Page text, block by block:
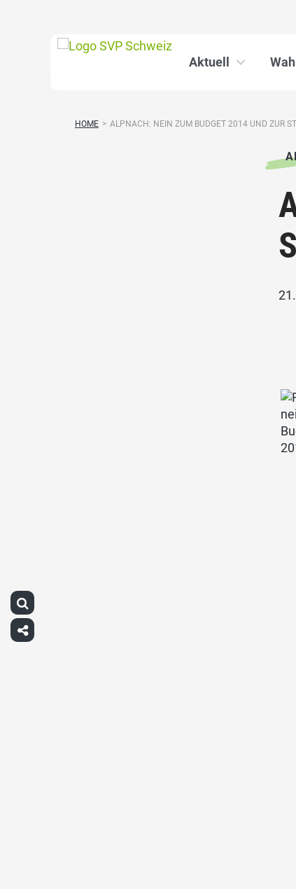
Aktuell
HOME > ALPNACH: NEIN ZUM BUDGET 2014 UND ZUR